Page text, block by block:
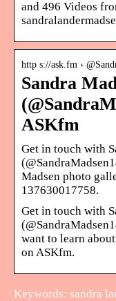
and 496 Videos
http s://ask.fm ›
Sandra
ASKfm
Get in touch with
Madsen photo
137630017758.
Get in touch with
want to learn
on ASKfm.
Keywords: sandra